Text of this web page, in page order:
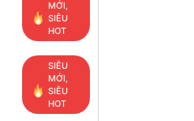
MỚI,
SIÊU
HOT
SIÊU
MỚI,
SIÊU
HOT